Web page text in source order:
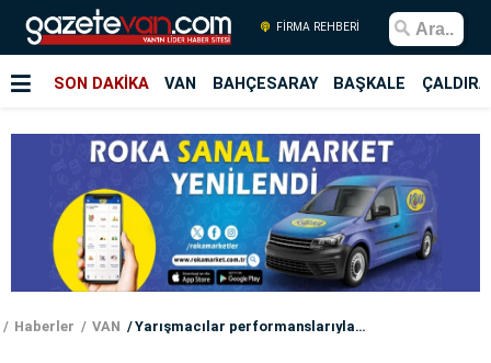
FİRMA REHBERİ
SON DAKİKA VAN BAHÇESARAY BAŞKALE
Haberler VAN Yarışmacılar performanslarıyla hayran bıraktı